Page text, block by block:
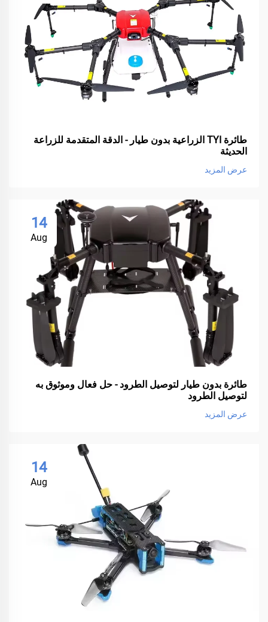
طائرة TYI الزراعية بدون طيار - الدقة المتقدمة للزراعة
الحديثة
عرض المزيد
14
Aug
طائرة بدون طيار لتوصيل الطرود - حل فعال وموثوق به
لتوصيل الطرود
عرض المزيد
14
Aug